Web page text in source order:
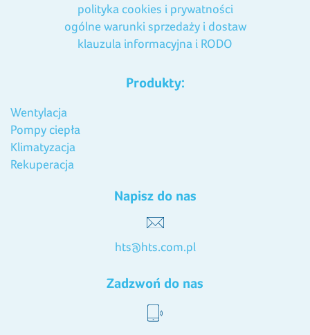
polityka cookies i prywatności
ogólne warunki sprzedaży i dostaw
klauzula informacyjna i RODO
Produkty:
Wentylacja
Pompy ciepła
Klimatyzacja
Rekuperacja
Napisz do nas
hts@hts.com.pl
Zadzwoń do nas